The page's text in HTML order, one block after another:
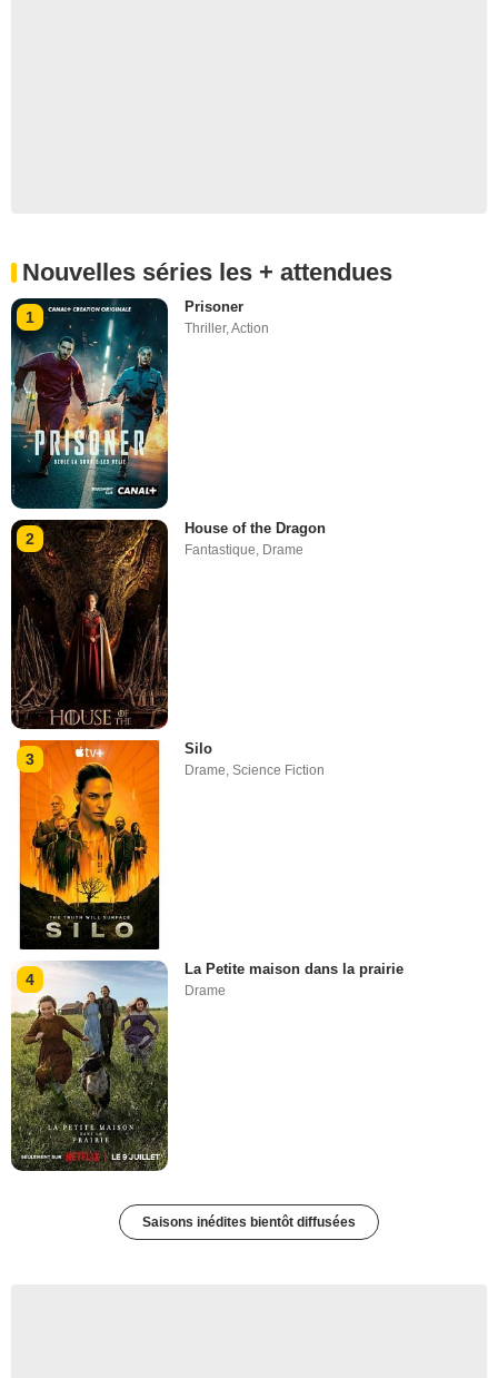
Nouvelles séries les + attendues
1
Prisoner
Thriller,Action
2
House of the Dragon
Fantastique Drame
3
Silo
Drame,Science Fiction
4
La Petite maison dans la prairie
Drame
Saisons inédites bientôt diffusées